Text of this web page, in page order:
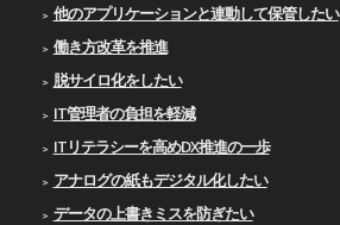
他のアプリケーションと連動して保管したい
働き方改革を推進
脱サイロ化をしたい
IT管理者の負担を軽減
ITリテラシーを高めDX推進の一歩
アナログの紙もデジタル化したい
データの上書きミスを防ぎたい